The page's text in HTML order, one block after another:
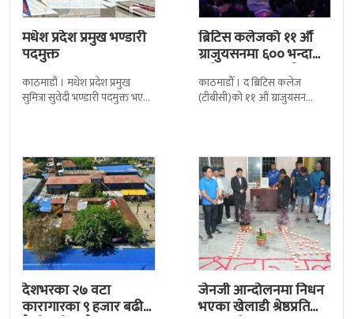
मधेश प्रदेश प्रमुख भण्डारी
पदमुक्त
काठमाडौं । मधेश प्रदेश प्रमुख
सुमित्रा सुवेदी भण्डारी पदमुक्त भएकी
ब्रिटिस कलेजको ११ औँ
ग्राजुयसनमा ६०० भन्दा
बढी ग्राजुयट सम्मानित
काठमाडौँ । द ब्रिटिस कलेज
(टीबीसी)को ११ औं ग्राजुयसन
देशभरका २७ वटा
कारागारका ९ हजार बढी
जेनजी आन्दोलनमा निधन
भएका खेलाडी श्रेष्ठप्रति